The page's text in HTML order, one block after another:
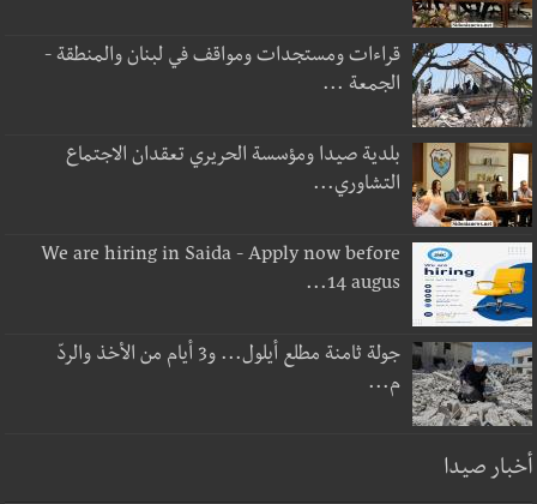
قراءات ومستجدات ومواقف في لبنان والمنطقة -
الجمعة ...
بلدية صيدا ومؤسسة الحريري تعقدان الاجتماع
التشاوري...
We are hiring in Saida - Apply now before
14 augus...
جولة ثامنة مطلع أيلول... و3 أيام من الأخذ والردّ
م...
أخبار صيدا